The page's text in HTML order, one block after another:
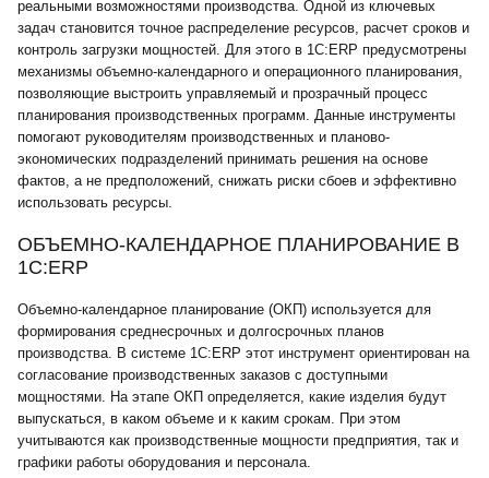
реальными возможностями производства. Одной из ключевых
задач становится точное распределение ресурсов, расчет сроков и
контроль загрузки мощностей. Для этого в 1С:ERP предусмотрены
механизмы объемно-календарного и операционного планирования,
позволяющие выстроить управляемый и прозрачный процесс
планирования производственных программ. Данные инструменты
помогают руководителям производственных и планово-
экономических подразделений принимать решения на основе
фактов, а не предположений, снижать риски сбоев и эффективно
использовать ресурсы.
ОБЪЕМНО-КАЛЕНДАРНОЕ ПЛАНИРОВАНИЕ В
1С:ERP
Объемно-календарное планирование (ОКП) используется для
формирования среднесрочных и долгосрочных планов
производства. В системе 1С:ERP этот инструмент ориентирован на
согласование производственных заказов с доступными
мощностями. На этапе ОКП определяется, какие изделия будут
выпускаться, в каком объеме и к каким срокам. При этом
учитываются как производственные мощности предприятия, так и
графики работы оборудования и персонала.